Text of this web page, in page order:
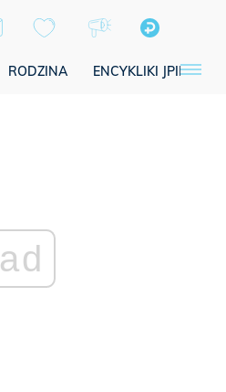
RODZINA ENCYKLIKI JPII
ad